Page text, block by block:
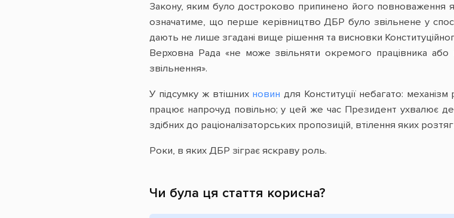
Закону, яким було достроково припинено його
означатиме, що перше керівництво ДБР було звільнене у
дають не лише згадані вище рішення та висновки
Верховна Рада «не може звільняти окремого працівника або
звільнення».
У підсумку ж втішних новин для Конституції небагато:
працює напрочуд повільно; у цей же час Президент ухвалює
здібних до раціоналізаторських пропозицій, втілення яких
Роки, в яких ДБР зіграє яскраву роль.
Чи була ця стаття корисна?